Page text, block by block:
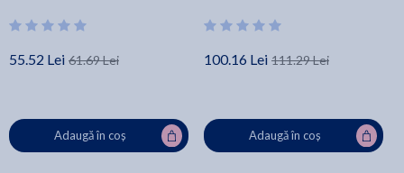
55.52 Lei 61.69 Lei
Adaugă în coș
100.16 Lei 111.29 Lei
Adaugă în coș